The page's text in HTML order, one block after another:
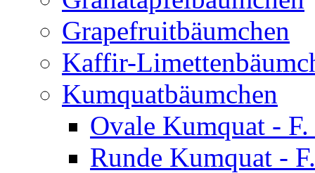
Grapefruitbäumchen
Kaffir-
Kumquatbäumchen
Ovale Kumquat -
Runde Kumquat -